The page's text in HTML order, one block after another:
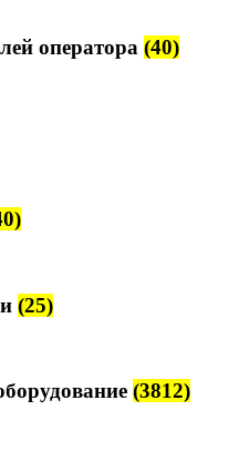
оператора (40)
(25)
(3812)